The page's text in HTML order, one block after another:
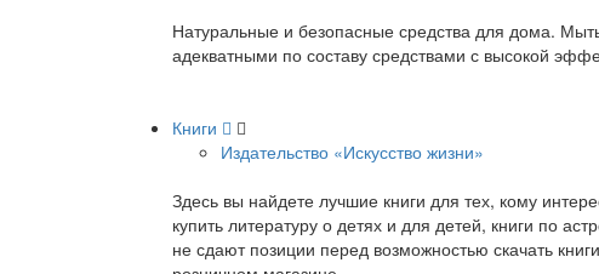
Натуральные и безопасные средства для дома.
адекватными по составу средствами с высокой
Книги
Издательство «Искусство жизни»
Здесь вы найдете лучшие книги для тех, кому
купить литературу о детях и для детей, книги по
не сдают позиции перед возможностью скачать